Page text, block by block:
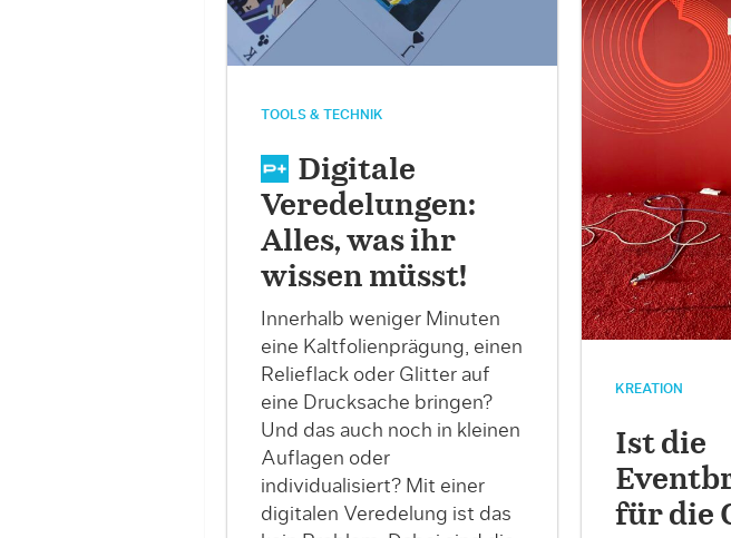
TOOLS & TECHNIK
Digitale
Veredelungen:
Alles, was ihr
wissen müsst!
Innerhalb weniger Minuten
eine Kaltfolienprägung, einen
Relieflack oder Glitter auf
eine Drucksache bringen?
Und das auch noch in kleinen
Auflagen oder
individualisiert? Mit einer
digitalen Veredelung ist das
KREATION
Ist die
für die